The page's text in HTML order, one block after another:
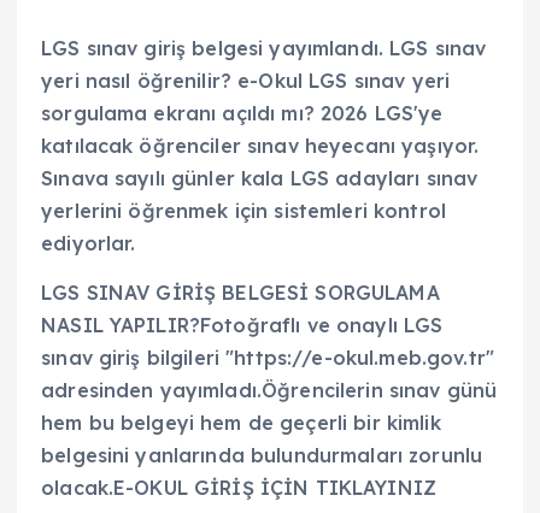
LGS sınav giriş belgesi yayımlandı. LGS sınav
yeri nasıl öğrenilir? e-Okul LGS sınav yeri
sorgulama ekranı açıldı mı? 2026 LGS'ye
katılacak öğrenciler sınav heyecanı yaşıyor.
Sınava sayılı günler kala LGS adayları sınav
yerlerini öğrenmek için sistemleri kontrol
ediyorlar.
LGS SINAV GİRİŞ BELGESİ SORGULAMA
NASIL YAPILIR?Fotoğraflı ve onaylı LGS
sınav giriş bilgileri "https://e-okul.meb.gov.tr"
adresinden yayımladı.Öğrencilerin sınav günü
hem bu belgeyi hem de geçerli bir kimlik
belgesini yanlarında bulundurmaları zorunlu
olacak.E-OKUL GİRİŞ İÇİN TIKLAYINIZ